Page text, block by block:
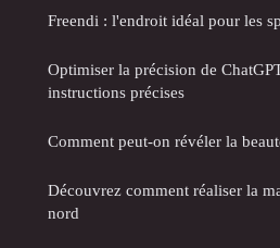
Freendi : l'endroit idéal pour les
Optimiser la précision de
instructions précises
Comment peut-on révéler la
Découvrez comment réaliser la
nord